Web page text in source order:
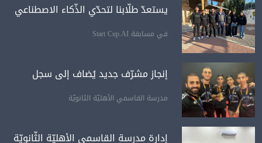
يستعدّ طلّابنا لتحدّي الذّكاء الاصطناعي
في مسابقة Start Cup.AI
إنجاز مشرّف جديد يُضاف إلى سجل
مدرسة القاسمي الأهليّة الثانويّة
إدارة مدرسة القاسمي الأهليّة الثّانويّة